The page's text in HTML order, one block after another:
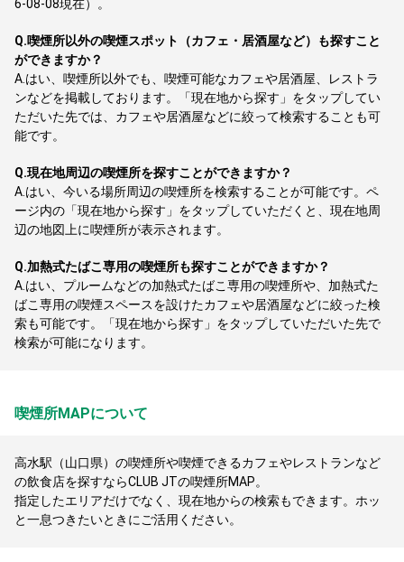
6-08-08現在）。
Q.喫煙所以外の喫煙スポット（カフェ・居酒屋など）も探すこと
ができますか？
A. はい、喫煙所以外でも、喫煙可能なカフェや居酒屋、レストラ
ンなどを掲載しております。「現在地から探す」をタップしてい
ただいた先では、カフェや居酒屋などに絞って検索することも可
能です。
Q.現在地周辺の喫煙所を探すことができますか？
A. はい、今いる場所周辺の喫煙所を検索することが可能です。ペ
ージ内の「現在地から探す」をタップしていただくと、現在地周
辺の地図上に喫煙所が表示されます。
Q.加熱式たばこ専用の喫煙所も探すことができますか？
A. はい、プルームなどの加熱式たばこ専用の喫煙所や、加熱式た
ばこ専用の喫煙スペースを設けたカフェや居酒屋などに絞った検
索も可能です。「現在地から探す」をタップしていただいた先で
検索が可能になります。
喫煙所MAPについて
高水駅（山口県）の喫煙所や喫煙できるカフェやレストランなど
の飲食店を探すならCLUB JTの喫煙所MAP。
指定したエリアだけでなく、現在地からの検索もできます。ホッ
と一息つきたいときにご活用ください。